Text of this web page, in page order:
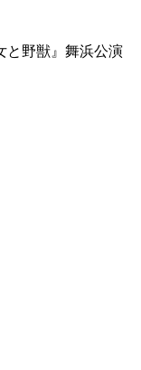
と野獣』舞浜公演